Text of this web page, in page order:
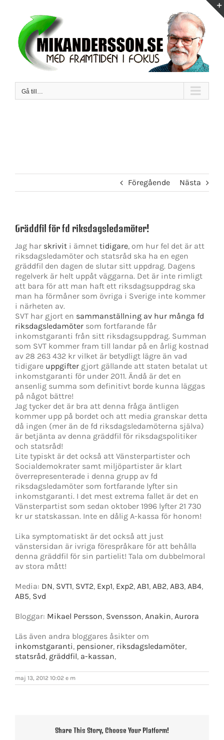
innehållet
Gå till…
Föregående Nästa
Gräddfil för fd riksdagsledamöter!
Jag har skrivit i ämnet tidigare, om hur fel det är att
riksdagsledamöter och statsråd ska ha en egen
gräddfil den dagen de slutar sitt uppdrag. Dagens
regelverk är helt uppåt väggarna. Det är inte rimligt
att bara för att man haft ett riksdagsuppdrag ska
man ha förmåner som övriga i Sverige inte kommer
i närheten av.
SVT har gjort en sammanställning av hur många fd
riksdagsledamöter som fortfarande får
inkomstgaranti från sitt riksdagsuppdrag. Summan
som SVT kommer fram till landar på en årlig kostnad
av 28 263 432 kr vilket är betydligt lägre än vad
tidigare uppgifter gjort gällande att staten betalat ut
inkomstgaranti för under 2011. Ändå är det en
ansenlig summa som definitivt borde kunna läggas
på något bättre!
Jag tycker det är bra att denna fråga äntligen
kommer upp på bordet och att media granskar detta
då ingen (mer än de fd riksdagsledamöterna själva)
är betjänta av denna gräddfil för riksdagspolitiker
och statsråd!
Lite typiskt är det också att Vänsterpartister och
Socialdemokrater samt miljöpartister är klart
överrepresenterade i denna grupp av fd
riksdagsledamöter som fortfarande lyfter sin
inkomstgaranti. I det mest extrema fallet är det en
Vänsterpartist som sedan oktober 1996 lyfter 21 730
kr ur statskassan. Inte en dålig A-kassa för honom!
Lika symptomatiskt är det också att just
vänstersidan är ivriga förespråkare för att behålla
denna gräddfil för sin partielit! Tala om dubbelmoral
av stora mått!
Media: DN, SVT1, SVT2, Exp1, Exp2, AB1, AB2, AB3, AB4,
AB5, Svd
Bloggar: Mikael Persson, Svensson, Anakin, Aurora
Läs även andra bloggares åsikter om
inkomstgaranti, pensioner, riksdagsledamöter,
statsråd, gräddfil, a-kassan,
maj 13, 2012 10:02 e m
Share This Story, Choose Your Platform!